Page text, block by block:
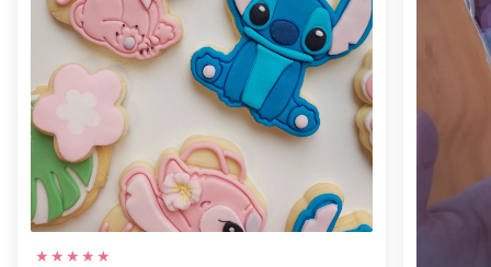
★★★★★